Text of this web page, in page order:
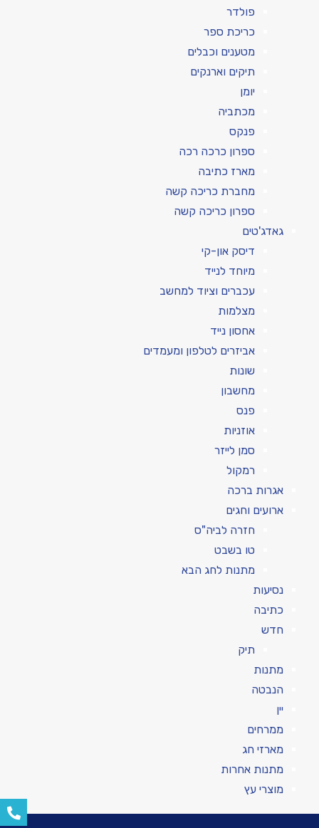
פולדר
כריכת ספר
מטענים וכבלים
תיקים וארנקים
יומן
מכתביה
פנקס
ספרון כרכה רכה
מארז כתיבה
מחברת כריכה קשה
ספרון כריכה קשה
גאדג'טים
דיסק און-קי
מיוחד לנייד
עכברים וציוד למחשב
מצלמות
אחסון נייד
אביזרים לטלפון ומעמדים
שונות
מחשבון
פנס
אוזניות
סמן לייזר
רמקול
אגרות ברכה
ארועים וחגים
חזרה לביה"ס
טו בשבט
מתנות לחג הבא
נסיעות
כתיבה
חדש
תיק
מתנות
הנבטה
יין
ממרחים
מארזי חג
מתנות אחרות
מוצרי עץ